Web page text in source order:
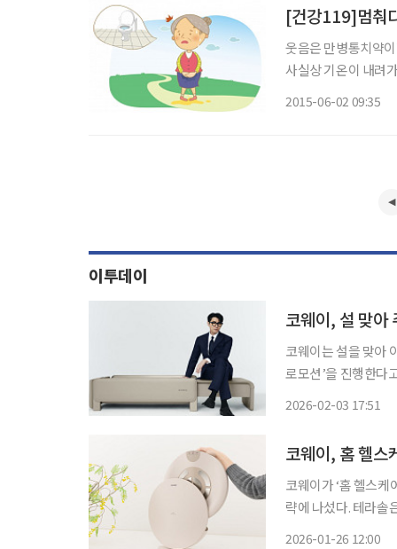
[건강119]멈춰
웃음은 만병통치약
사실상 기온이 내려
2015-06-02 09:35
이투데이
코웨이, 설 맞아
코웨이는 설을 맞아
로모션’을 진행한다고 3일 밝혔다. ‘비렉스코어셋•마
2026-02-03 17:51
코웨이, 홈 헬스
코웨이가 ‘홈 헬스케
략에 나섰다. 테라솔
2026-01-26 12:00